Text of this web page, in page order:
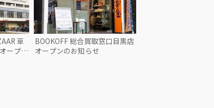
草
ープン
BOOKOFF 総合買取窓口目黒店
オープンのお知らせ